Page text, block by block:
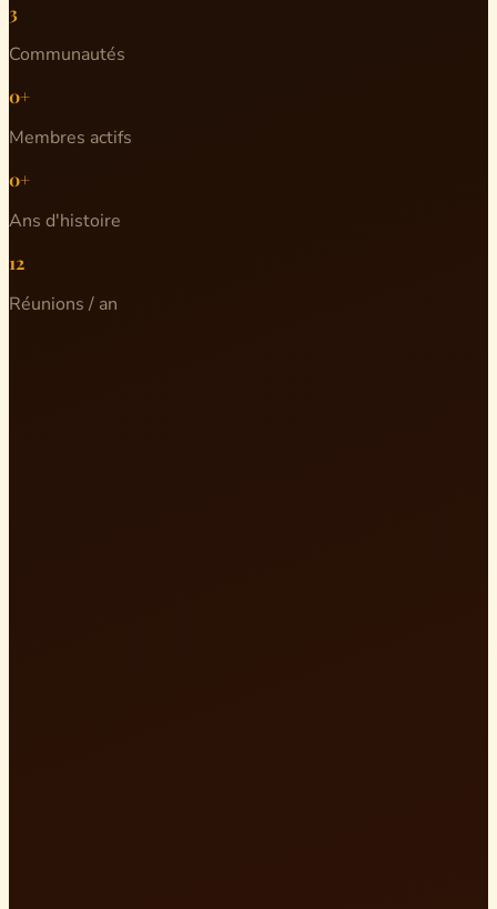
3
Communautés
0+
Membres actifs
0+
Ans d'histoire
12
Réunions / an